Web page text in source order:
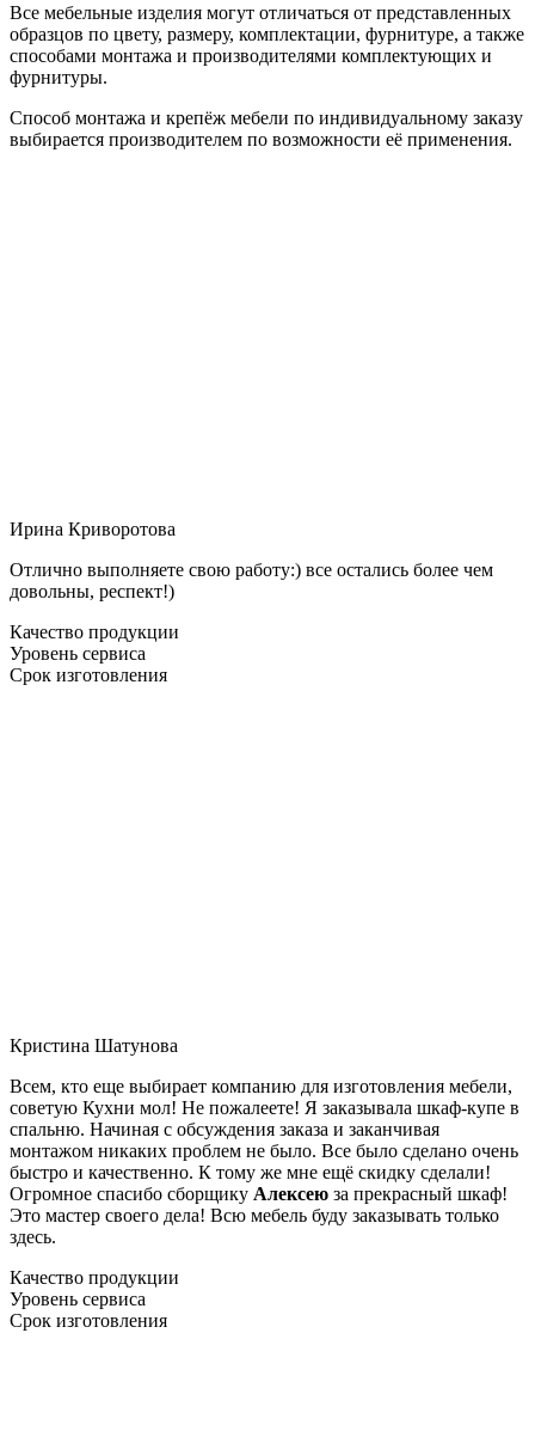
Все мебельные изделия могут отличаться от представленных
образцов по цвету, размеру, комплектации, фурнитуре, а также
способами монтажа и производителями комплектующих и
фурнитуры.
Способ монтажа и крепёж мебели по индивидуальному заказу
выбирается производителем по возможности её применения.
Ирина Криворотова
Отлично выполняете свою работу:) все остались более чем
довольны, респект!)
Качество продукции
Уровень сервиса
Срок изготовления
Кристина Шатунова
Всем, кто еще выбирает компанию для изготовления мебели,
советую Кухни мол! Не пожалеете! Я заказывала шкаф-купе в
спальню. Начиная с обсуждения заказа и заканчивая
монтажом никаких проблем не было. Все было сделано очень
быстро и качественно. К тому же мне ещё скидку сделали!
Огромное спасибо сборщику Алексею за прекрасный шкаф!
Это мастер своего дела! Всю мебель буду заказывать только
здесь.
Качество продукции
Уровень сервиса
Срок изготовления